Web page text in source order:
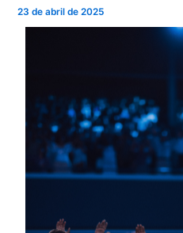
23 de abril de 2025